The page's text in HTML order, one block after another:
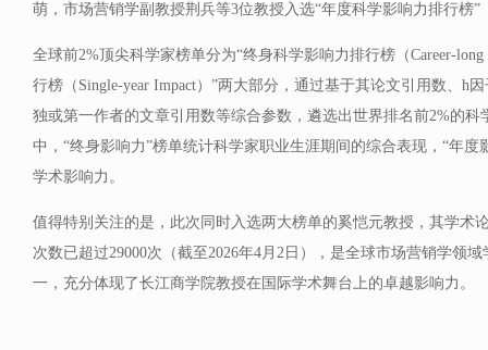
萌，市场营销学副教授荆兵等3位教授入选“年度科学影响力排行榜”
全球前2%顶尖科学家榜单分为“终身科学影响力排行榜（Career-
行榜（Single-year Impact）”两大部分，通过基于其论文引用数、h
独或第一作者的文章引用数等综合参数，遴选出世界排名前2%的科
中，“终身影响力”榜单统计科学家职业生涯期间的综合表现，“年度
学术影响力。
值得特别关注的是，此次同时入选两大榜单的奚恺元教授，其学术
次数已超过29000次（截至2026年4月2日），是全球市场营销学领
一，充分体现了长江商学院教授在国际学术舞台上的卓越影响力。